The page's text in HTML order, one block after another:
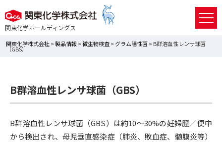
関東化学ホールディングス
関東化学株式会社>製品情報>微生物検査>グラム陽性菌> B群溶血性レンサ球菌
（GBS）
B群溶血性レンサ球菌（GBS）
B群溶血性レンサ球菌（GBS）は約10～30%の妊婦膣／便中
から検出され、母児垂直感染症（肺炎、敗血症、髄膜炎等）